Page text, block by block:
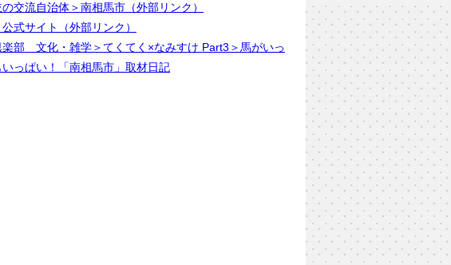
交流自治体＞南相馬市（外部リンク）
式サイト（外部リンク）
楽部 文化・雑学＞てくてく×なみすけ Part3＞馬がいっ
っぱい！「南相馬市」取材日記